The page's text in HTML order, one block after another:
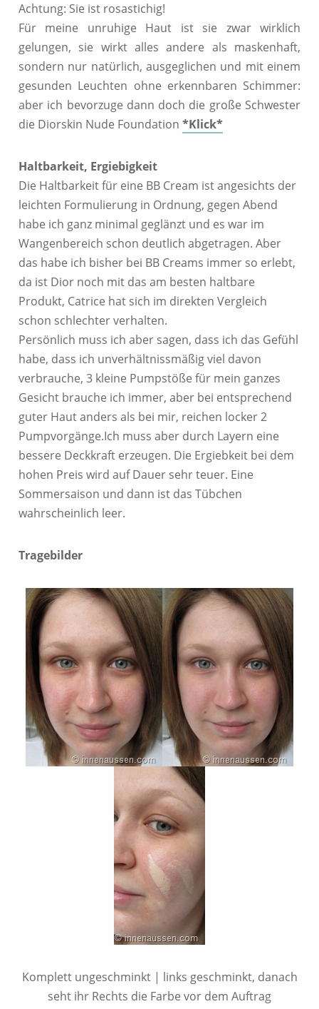
Achtung: Sie ist rosastichig!
Für meine unruhige Haut ist sie zwar wirklich
gelungen, sie wirkt alles andere als maskenhaft,
sondern nur natürlich, ausgeglichen und mit einem
gesunden Leuchten ohne erkennbaren Schimmer:
aber ich bevorzuge dann doch die große Schwester
die Diorskin Nude Foundation *Klick*
Haltbarkeit, Ergiebigkeit
Die Haltbarkeit für eine BB Cream ist angesichts der
leichten Formulierung in Ordnung, gegen Abend
habe ich ganz minimal geglänzt und es war im
Wangenbereich schon deutlich abgetragen. Aber
das habe ich bisher bei BB Creams immer so erlebt,
da ist Dior noch mit das am besten haltbare
Produkt, Catrice hat sich im direkten Vergleich
schon schlechter verhalten.
Persönlich muss ich aber sagen, dass ich das Gefühl
habe, dass ich unverhältnissmäßig viel davon
verbrauche, 3 kleine Pumpstöße für mein ganzes
Gesicht brauche ich immer, aber bei entsprechend
guter Haut anders als bei mir, reichen locker 2
Pumpvorgänge.Ich muss aber durch Layern eine
bessere Deckkraft erzeugen. Die Ergiebkeit bei dem
hohen Preis wird auf Dauer sehr teuer. Eine
Sommersaison und dann ist das Tübchen
wahrscheinlich leer.
Tragebilder
Komplett ungeschminkt | links geschminkt, danach
seht ihr Rechts die Farbe vor dem Auftrag